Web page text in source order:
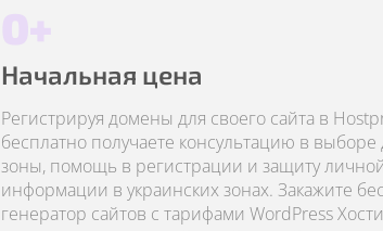
0+
Начальная цена
Регистрируя домены для своего сайта в
бесплатно получаете консультацию в
зоны, помощь в регистрации и защиту личной
информации в украинских зонах. Закажите
генератор сайтов с тарифами WordPress